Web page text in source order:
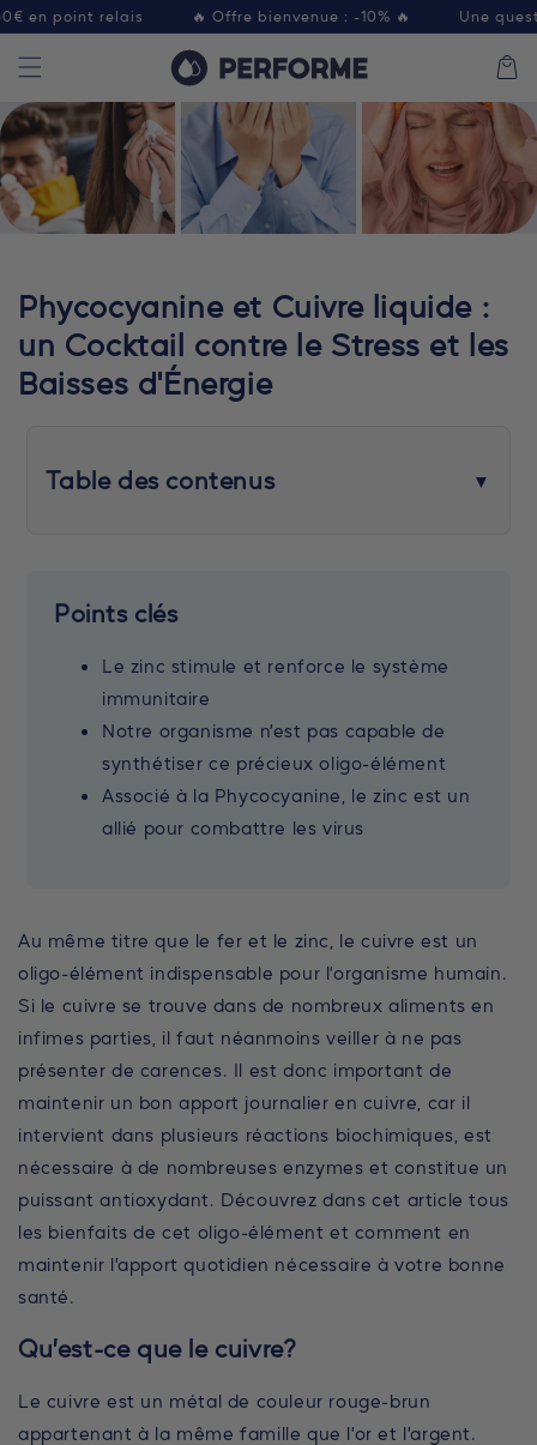
passer
contenu
point relais 🔥 Offre bienvenue : -10% 🔥 Une
Panier
Phycocyanine et Cuivre liquide :
un Cocktail contre le Stress et les
Baisses d'Énergie
Table des contenus ▼
Points clés
Le zinc stimule et renforce le système
immunitaire
Notre organisme n’est pas capable de
synthétiser ce précieux oligo-élément
Associé à la Phycocyanine, le zinc est un
allié pour combattre les virus
Au même titre que le fer et le zinc, le cuivre est un
oligo-élément indispensable pour l’organisme humain.
Si le cuivre se trouve dans de nombreux aliments en
infimes parties, il faut néanmoins veiller à ne pas
présenter de carences. Il est donc important de
maintenir un bon apport journalier en cuivre, car il
intervient dans plusieurs réactions biochimiques, est
nécessaire à de nombreuses enzymes et constitue un
puissant antioxydant. Découvrez dans cet article tous
les bienfaits de cet oligo-élément et comment en
maintenir l’apport quotidien nécessaire à votre bonne
santé.
Qu’est-ce que le cuivre?
Le cuivre est un métal de couleur rouge-brun
appartenant à la même famille que l’or et l’argent.